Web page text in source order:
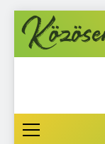
Ugrás
tartalomra